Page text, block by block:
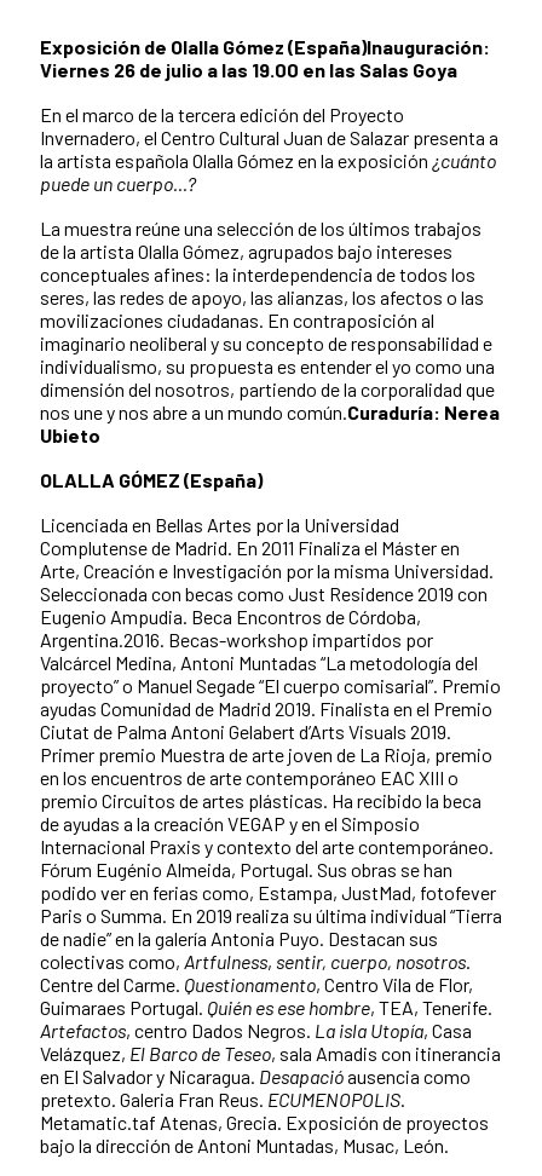
Exposición de Olalla Gómez (España)Inauguración:
Viernes 26 de julio a las 19.00 en las Salas Goya
En el marco de la tercera edición del Proyecto
Invernadero, el Centro Cultural Juan de Salazar presenta a
la artista española Olalla Gómez en la exposición ¿cuánto
puede un cuerpo...?
La muestra reúne una selección de los últimos trabajos
de la artista Olalla Gómez, agrupados bajo intereses
conceptuales afines: la interdependencia de todos los
seres, las redes de apoyo, las alianzas, los afectos o las
movilizaciones ciudadanas. En contraposición al
imaginario neoliberal y su concepto de responsabilidad e
individualismo, su propuesta es entender el yo como una
dimensión del nosotros, partiendo de la corporalidad que
nos une y nos abre a un mundo común.Curaduría: Nerea
Ubieto
OLALLA GÓMEZ (España)
Licenciada en Bellas Artes por la Universidad
Complutense de Madrid. En 2011 Finaliza el Máster en
Arte, Creación e Investigación por la misma Universidad.
Seleccionada con becas como Just Residence 2019 con
Eugenio Ampudia. Beca Encontros de Córdoba,
Argentina.2016. Becas-workshop impartidos por
Valcárcel Medina, Antoni Muntadas “La metodología del
proyecto” o Manuel Segade “El cuerpo comisarial”. Premio
ayudas Comunidad de Madrid 2019. Finalista en el Premio
Ciutat de Palma Antoni Gelabert d’Arts Visuals 2019.
Primer premio Muestra de arte joven de La Rioja, premio
en los encuentros de arte contemporáneo EAC XIII o
premio Circuitos de artes plásticas. Ha recibido la beca
de ayudas a la creación VEGAP y en el Simposio
Internacional Praxis y contexto del arte contemporáneo.
Fórum Eugénio Almeida, Portugal. Sus obras se han
podido ver en ferias como, Estampa, JustMad, fotofever
Paris o Summa. En 2019 realiza su última individual “Tierra
de nadie” en la galería Antonia Puyo. Destacan sus
colectivas como, Artfulness, sentir, cuerpo, nosotros.
Centre del Carme. Questionamento, Centro Vila de Flor,
Guimaraes Portugal. Quién es ese hombre, TEA, Tenerife.
Artefactos, centro Dados Negros. La isla Utopía, Casa
Velázquez, El Barco de Teseo, sala Amadis con itinerancia
en El Salvador y Nicaragua. Desapacióausencia como
pretexto. Galeria Fran Reus. ECUMENOPOLIS.
Metamatic.taf Atenas, Grecia. Exposición de proyectos
bajo la dirección de Antoni Muntadas, Musac, León.